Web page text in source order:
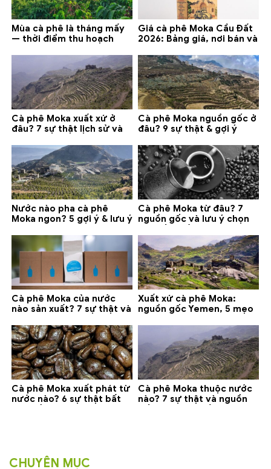
Mùa cà phê là tháng mấy
— thời điểm thu hoạch
Giá cà phê Moka Cầu Đất
2026: Bảng giá, nơi bán và
Cà phê Moka xuất xứ ở
đâu? 7 sự thật lịch sử và
Cà phê Moka nguồn gốc ở
đâu? 9 sự thật & gợi ý
Nước nào pha cà phê
Moka ngon? 5 gợi ý & lưu ý
Cà phê Moka từ đâu? 7
nguồn gốc và lưu ý chọn
Cà phê Moka của nước
nào sản xuất? 7 sự thật và
Xuất xứ cà phê Moka:
nguồn gốc Yemen, 5 mẹo
Cà phê Moka xuất phát từ
nước nào? 6 sự thật bất
Cà phê Moka thuộc nước
nào? 7 sự thật và nguồn
CHUYÊN MỤC